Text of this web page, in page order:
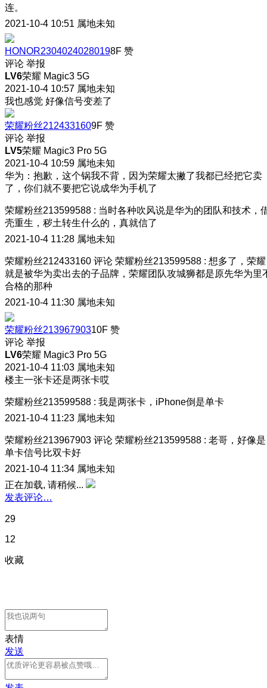
连。
2021-10-4 10:51 属地未知
HONOR23040240280198F 赞
评论 举报
LV6荣耀 Magic3 5G
2021-10-4 10:57 属地未知
我也感觉 好像信号变差了
荣耀粉丝2124331609F 赞
评论 举报
LV5荣耀 Magic3 Pro 5G
2021-10-4 10:59 属地未知
华为：抱歉，这个锅我不背，因为荣耀太撇了我都已经把它卖
了，你们就不要把它说成华为手机了
荣耀粉丝213599588 : 当时各种吹风说是华为的团队和技术，
壳重生，秽土转生什么的，真就信了
2021-10-4 11:28 属地未知
荣耀粉丝212433160 评论 荣耀粉丝213599588 : 想多了，荣耀
就是被华为卖出去的子品牌，荣耀团队攻城狮都是原先华为里
合格的那种
2021-10-4 11:30 属地未知
荣耀粉丝21396790310F 赞
评论 举报
LV6荣耀 Magic3 Pro 5G
2021-10-4 11:03 属地未知
楼主一张卡还是两张卡哎
荣耀粉丝213599588 : 我是两张卡，iPhone倒是单卡
2021-10-4 11:23 属地未知
荣耀粉丝213967903 评论 荣耀粉丝213599588 : 老哥，好像是
单卡信号比双卡好
2021-10-4 11:34 属地未知
正在加载, 请稍候...
发表评论…
29
12
收藏
表情
发送